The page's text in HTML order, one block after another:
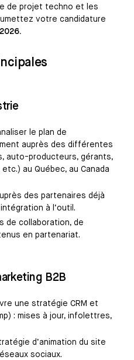
de projet techno et les
votre candidature
le plan de
auprès des différentes
auto-producteurs, gérants,
au Québec, au Canada
des partenaires déjà
à l’outil.
de collaboration, de
en partenariat.
B2B
une stratégie CRM et
: mises à jour, infolettres,
d’animation du site
sociaux.